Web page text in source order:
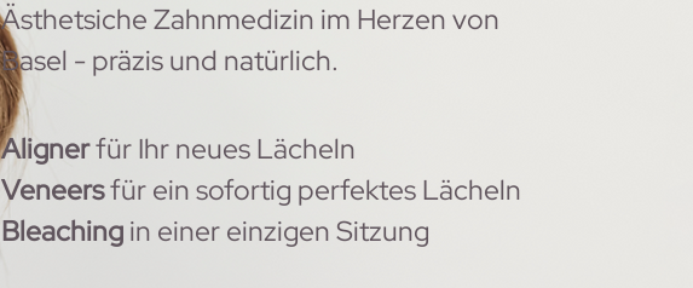
Ästhetsiche Zahnmedizin im Herzen von
Basel - präzis und natürlich.
Alignerfür Ihr neues Lächeln
Veneersfür ein sofortig perfektes Lächeln
Bleaching in einer einzigen Sitzung